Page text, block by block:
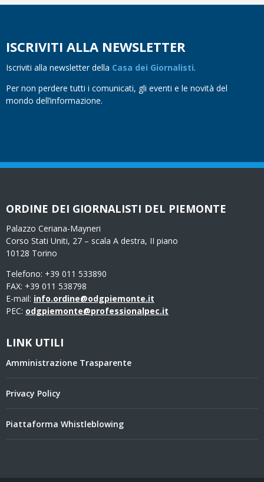
ISCRIVITI ALLA NEWSLETTER
Iscriviti alla newsletter della Casa dei Giornalisti.
Per non perdere tutti i comunicati, gli eventi e le novità del
mondo dell’informazione.
ORDINE DEI GIORNALISTI DEL PIEMONTE
Palazzo Ceriana-Mayneri
Corso Stati Uniti, 27 – scala A destra, II piano
10128 Torino
Telefono: +39 011 533890
FAX: +39 011 538798
E-mail: info.ordine@odgpiemonte.it
PEC: odgpiemonte@professionalpec.it
LINK UTILI
Amministrazione Trasparente
Privacy Policy
Piattaforma Whistleblowing